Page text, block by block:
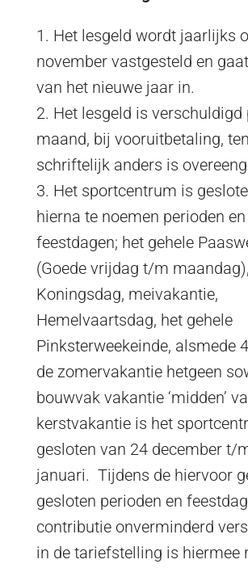
1. Het lesgeld wordt jaarlijks
november vastgesteld en
van het nieuwe jaar in.
2. Het lesgeld is verschuldigd
maand, bij vooruitbetaling,
schriftelijk anders is
3. Het sportcentrum is
hierna te noemen perioden en
feestdagen; het gehele
(Goede vrijdag t/m maandag),
Koningsdag, meivakantie,
Hemelvaartsdag, het gehele
Pinksterweekeinde, alsmede
de zomervakantie hetgeen
bouwvak vakantie ‘midden’
kerstvakantie is het
gesloten van 24 december t/
januari. Tijdens de hiervoor
gesloten perioden en
contributie onverminderd
in de tariefstelling is hiermee